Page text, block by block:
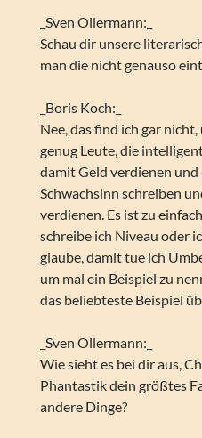
_Sven Ollermann:_
Schau dir unsere
man die nicht genauso
_Boris Koch:_
Nee, das find ich gar
genug Leute, die
damit Geld verdienen und
Schwachsinn schreiben
verdienen. Es ist zu
schreibe ich Niveau oder
glaube, damit tue ich
um mal ein Beispiel zu
das beliebteste Beispiel
_Sven Ollermann:_
Wie sieht es bei dir aus,
Phantastik dein größtes
andere Dinge?